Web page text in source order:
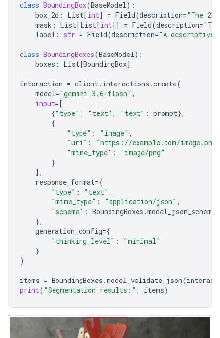
class BoundingBox(BaseModel):
box_2d : List[int] = Field(description="The
mask : List[List[int]] = Field(description=
label : str = Field(description="A
class BoundingBoxes(BaseModel):
boxes : List[BoundingBox]
interaction = client. interactions .create(
model="gemini-3.6-flash" ,
input=[
{"type" : "text" , "text" : prompt},
{
"type" : "image" ,
"uri" :
"https://example.com/image.png"
"mime_type" :
"image/png"
}
],
response_format={
"type" : "text" ,
"mime_type" : "application/json" ,
"schema" : BoundingBoxes .model_json_schema
},
generation_config={
"thinking_level" :
"minimal"
}
)
items = BoundingBoxes .model_validate_json(
print( "Segmentation results:" , items)